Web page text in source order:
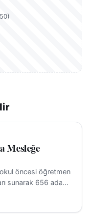
Mesleğe
öncesi öğretmen
sunarak 656 adayı
kadar sürecek.